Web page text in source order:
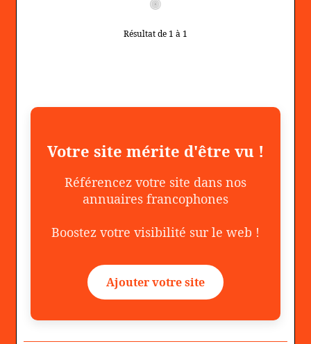
Résultat de 1 à 1
Votre site mérite d'être vu !
Référencez votre site dans nos
annuaires francophones
Boostez votre visibilité sur le web !
Ajouter votre site